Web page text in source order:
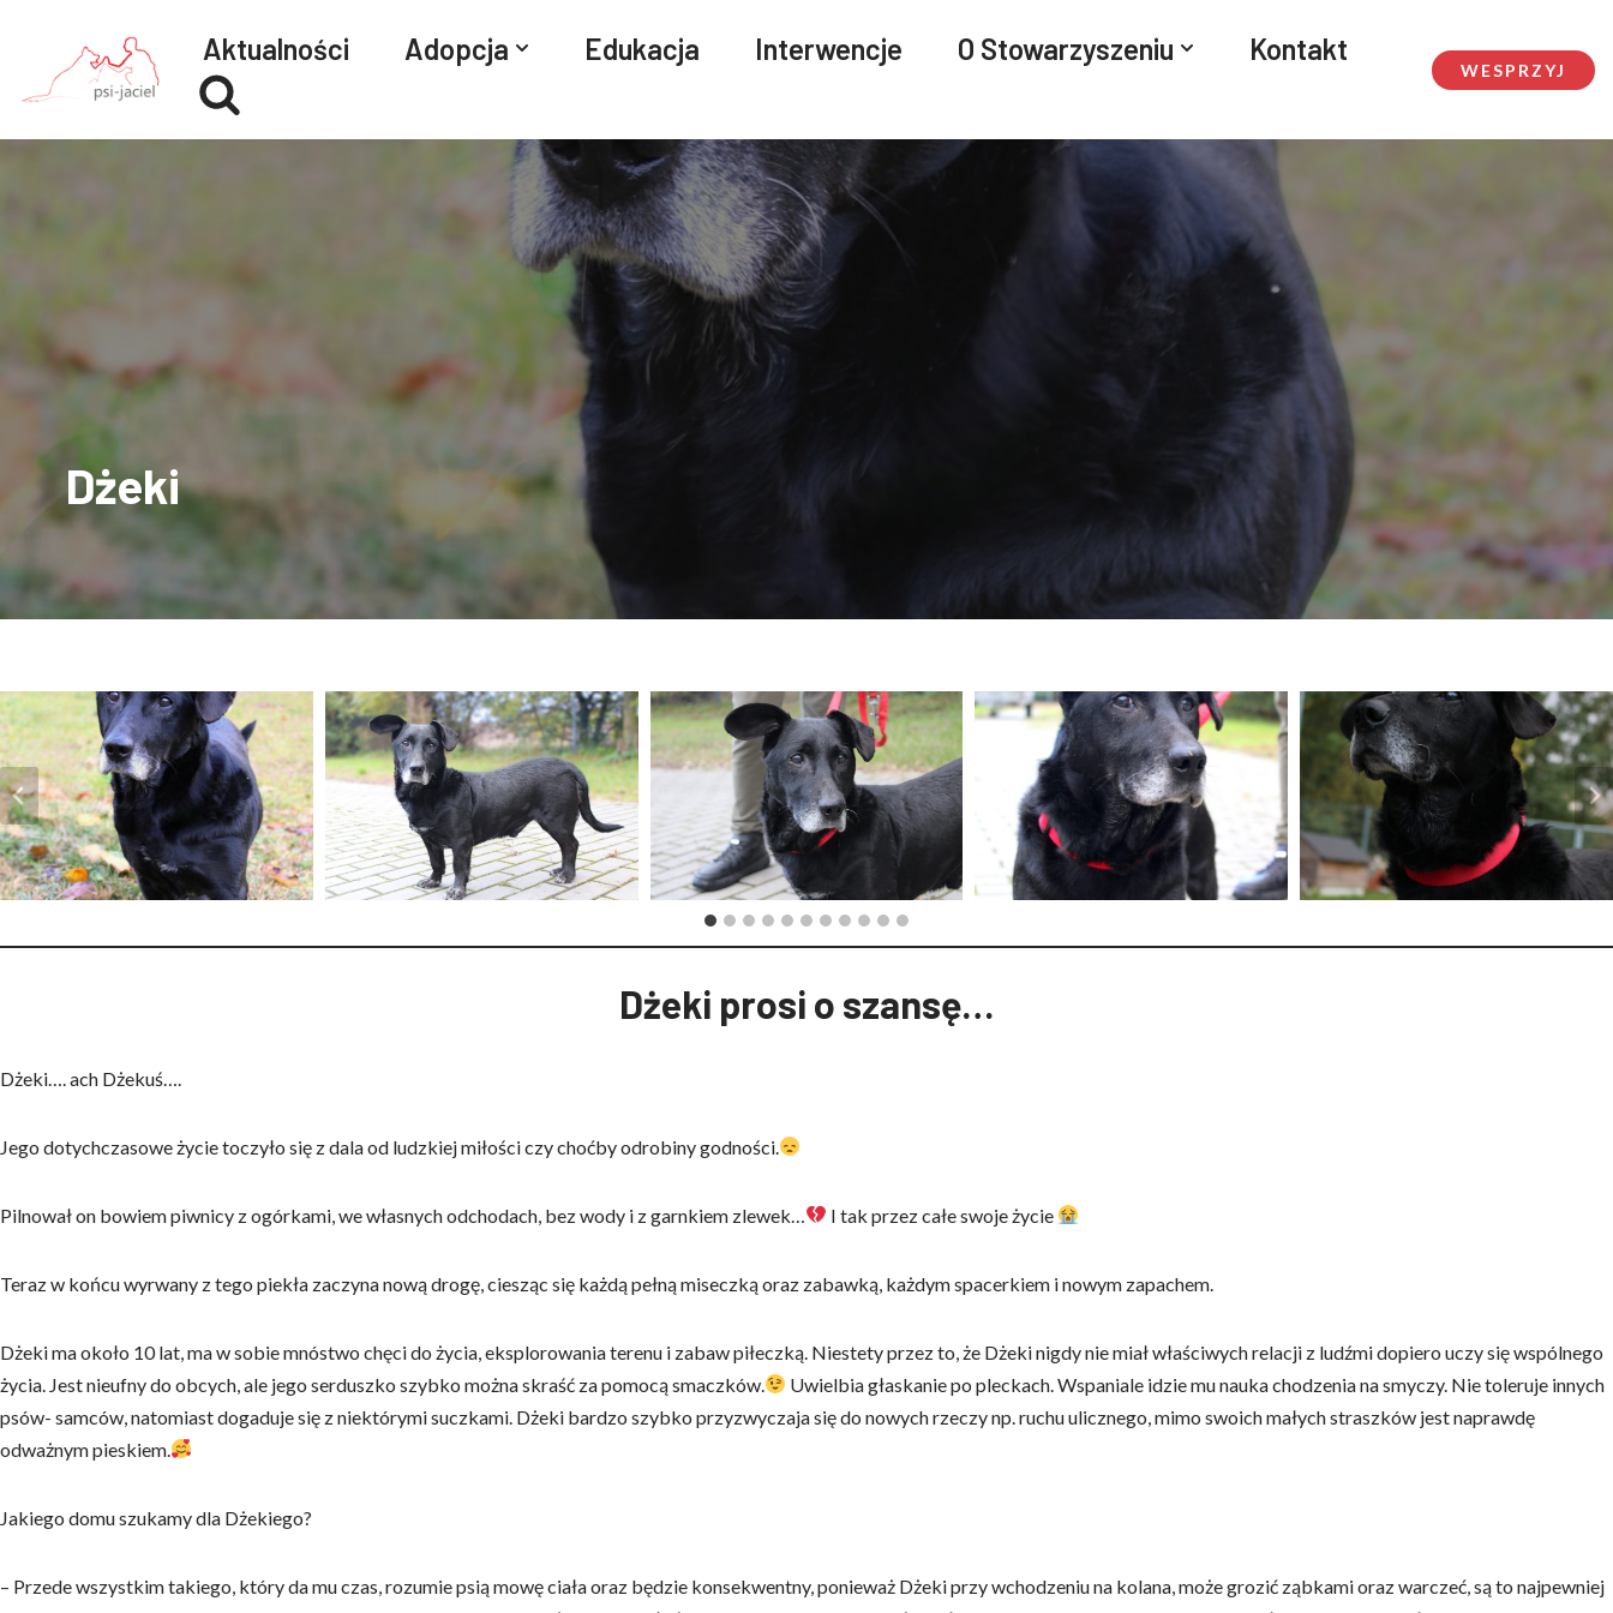
Przejdź
do
Aktualności Adopcja Edukacja Interwencje O Stowarzyszeniu Kontakt
WESPRZYJ
Dżeki
Dżeki prosi o szansę…
Dżeki…. ach Dżekuś….
Jego dotychczasowe życie toczyło się z dala od ludzkiej miłości czy choćby odrobiny godności.
Pilnował on bowiem piwnicy z ogórkami, we własnych odchodach, bez wody i z garnkiem zlewek… I tak przez całe swoje życie
Teraz w końcu wyrwany z tego piekła zaczyna nową drogę, ciesząc się każdą pełną miseczką oraz zabawką, każdym spacerkiem i nowym zapachem.
Dżeki ma około 10 lat, ma w sobie mnóstwo chęci do życia, eksplorowania terenu i zabaw piłeczką. Niestety przez to, że Dżeki nigdy nie miał właściwych relacji z ludźmi dopiero uczy się wspólnego
życia. Jest nieufny do obcych, ale jego serduszko szybko można skraść za pomocą smaczków.
Uwielbia głaskanie po pleckach. Wspaniale idzie mu nauka chodzenia na smyczy. Nie toleruje innych
psów- samców, natomiast dogaduje się z niektórymi suczkami. Dżeki bardzo szybko przyzwyczaja się do nowych rzeczy np. ruchu ulicznego, mimo swoich małych straszków jest naprawdę
odważnym pieskiem.
Jakiego domu szukamy dla Dżekiego?
– Przede wszystkim takiego, który da mu czas, rozumie psią mowę ciała oraz będzie konsekwentny, ponieważ Dżeki przy wchodzeniu na kolana, może grozić ząbkami oraz warczeć, są to najpewniej